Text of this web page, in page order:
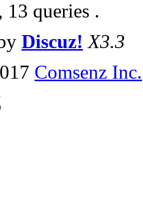
13 queries .
Discuz! X3.3
Comsenz Inc.